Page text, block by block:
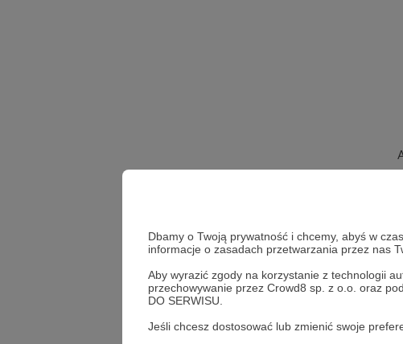
Dbamy o Twoją prywatność i chcemy, abyś w
informacje o zasadach przetwarzania przez nas
Aby wyrazić zgody na korzystanie z technologii
przechowywanie przez Crowd8 sp. z o.o. oraz
DO SERWISU.
Jeśli chcesz dostosować lub zmienić swoje
Raport Rynkowy NVT Patroni